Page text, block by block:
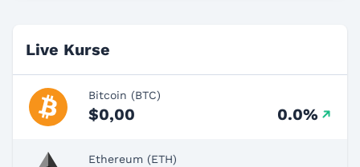
Live Kurse
Bitcoin (BTC)
$0,00 0.0%
Ethereum (ETH)